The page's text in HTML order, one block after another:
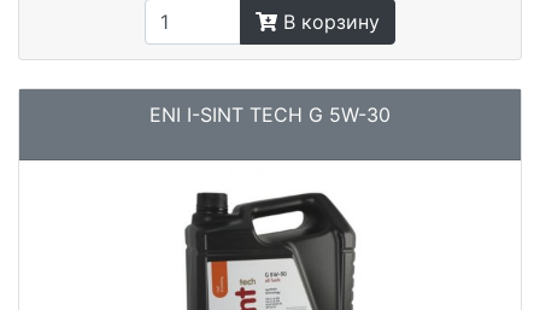
В корзину
ENI I-SINT TECH G 5W-30